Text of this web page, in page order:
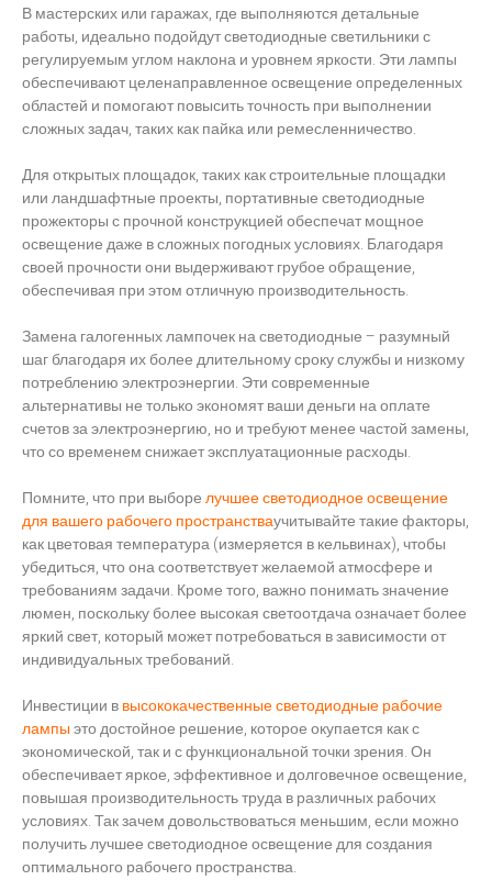
В мастерских или гаражах, где выполняются детальные
работы, идеально подойдут светодиодные светильники с
регулируемым углом наклона и уровнем яркости. Эти лампы
обеспечивают целенаправленное освещение определенных
областей и помогают повысить точность при выполнении
сложных задач, таких как пайка или ремесленничество.
Для открытых площадок, таких как строительные площадки
или ландшафтные проекты, портативные светодиодные
прожекторы с прочной конструкцией обеспечат мощное
освещение даже в сложных погодных условиях. Благодаря
своей прочности они выдерживают грубое обращение,
обеспечивая при этом отличную производительность.
Замена галогенных лампочек на светодиодные – разумный
шаг благодаря их более длительному сроку службы и низкому
потреблению электроэнергии. Эти современные
альтернативы не только экономят ваши деньги на оплате
счетов за электроэнергию, но и требуют менее частой замены,
что со временем снижает эксплуатационные расходы.
Помните, что при выборелучшее светодиодное освещение
для вашего рабочего пространстваучитывайте такие факторы,
как цветовая температура (измеряется в кельвинах), чтобы
убедиться, что она соответствует желаемой атмосфере и
требованиям задачи. Кроме того, важно понимать значение
люмен, поскольку более высокая светоотдача означает более
яркий свет, который может потребоваться в зависимости от
индивидуальных требований.
Инвестиции ввысококачественные светодиодные рабочие
лампыэто достойное решение, которое окупается как с
экономической, так и с функциональной точки зрения. Он
обеспечивает яркое, эффективное и долговечное освещение,
повышая производительность труда в различных рабочих
условиях. Так зачем довольствоваться меньшим, если можно
получить лучшее светодиодное освещение для создания
оптимального рабочего пространства.